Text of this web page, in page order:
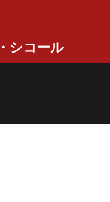
シコール